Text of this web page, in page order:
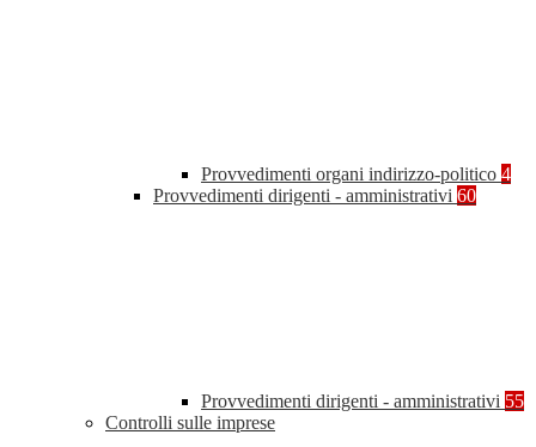
Provvedimenti organi indirizzo-politico 4
Provvedimenti dirigenti - amministrativi 60
Provvedimenti dirigenti - amministrativi 55
Controlli sulle imprese